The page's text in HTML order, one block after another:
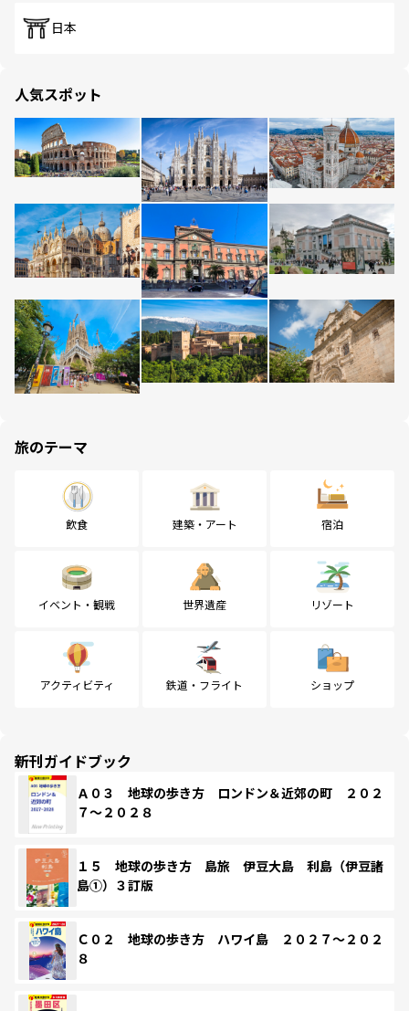
日本
人気スポット
旅のテーマ
飲食 建築・アート 宿泊
イベント・観戦 世界遺産 リゾート
アクティビティ 鉄道・フライト ショップ
新刊ガイドブック
Ａ０３ 地球の歩き方 ロンドン＆近郊の町 ２０２
７～２０２８
１５ 地球の歩き方 島旅 伊豆大島 利島（伊豆諸
島①）３訂版
Ｃ０２ 地球の歩き方 ハワイ島 ２０２７～２０２
８